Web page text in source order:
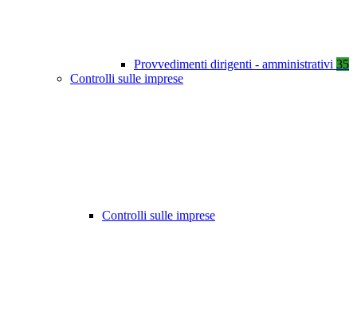
Provvedimenti dirigenti - amministrativi 35
Controlli sulle imprese
Controlli sulle imprese